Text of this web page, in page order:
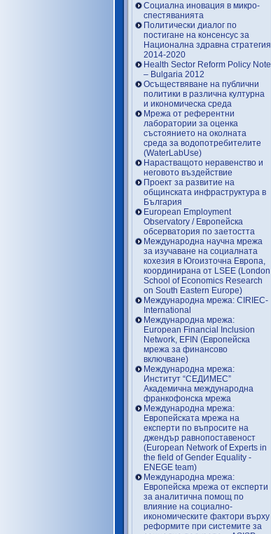
Социална иновация в микро-
спестяванията
Политически диалог по
постигане на консенсус за
Национална здравна стратегия
2014-2020
Health Sector Reform Policy Note
– Bulgaria 2012
Осъществяване на публични
политики в различна културна
и икономическа среда
Мрежа от референтни
лаборатории за оценка
състоянието на околната
среда за водопотребителите
(WaterLabUse)
Нарастващото неравенство и
неговото въздействие
Проект за развитие на
общинската инфраструктура в
България
European Employment
Observatory / Европейска
обсерватория по заетостта
Международна научна мрежа
за изучаване на социалната
кохезия в Югоизточна Европа,
координирана от LSEE (London
School of Economics Research
on South Eastern Europe)
Международна мрежа: CIRIEC-
International
Международна мрежа:
European Financial Inclusion
Network, EFIN (Европейска
мрежа за финансово
включване)
Международна мрежа:
Институт “СЕДИМЕС”
Академична международна
франкофонска мрежа
Международна мрежа:
Европейската мрежа на
експерти по въпросите на
джендър равнопоставеност
(European Network of Experts in
the field of Gender Equality -
ENEGE team)
Международна мрежа:
Европейска мрежа от експерти
за аналитична помощ по
влияние на социално-
икономическите фактори върху
реформите при системите за